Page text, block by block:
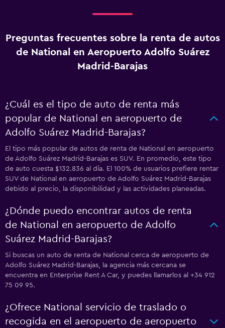
Preguntas frecuentes sobre la renta de autos
de National en Aeropuerto Adolfo Suárez
Madrid-Barajas
¿Cuál es el tipo de auto de renta más
popular de National en aeropuerto de
Adolfo Suárez Madrid-Barajas?
El tipo más popular de autos de renta de National en aeropuerto
de Adolfo Suárez Madrid-Barajas es SUV. En promedio, este tipo
de auto cuesta $132.836 al día. El 100% de usuarios prefiere rentar
SUV de National en aeropuerto de Adolfo Suárez Madrid-Barajas
debido al precio, la disponibilidad y las actividades planeadas.
¿Dónde puedo encontrar autos de renta
de National en aeropuerto de Adolfo
Suárez Madrid-Barajas?
Si buscas un auto de renta de National cerca de aeropuerto de
Adolfo Suárez Madrid-Barajas, la agencia más cercana se
encuentra en Enterprise Rent A Car, y puedes llamarlos al +34 912
75 09 95.
¿Ofrece National servicio de traslado o
recogida en el aeropuerto de aeropuerto